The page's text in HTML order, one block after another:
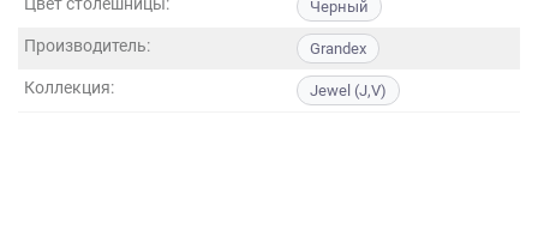
Цвет столешницы: Черный
Производитель: Grandex
Коллекция: Jewel (J,V)
персональных
данных.